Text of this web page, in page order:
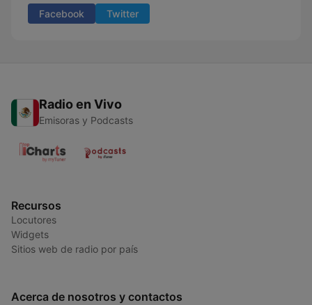
Facebook Twitter
Radio en Vivo
Emisoras y Podcasts
Recursos
Locutores
Widgets
Sitios web de radio por país
Acerca de nosotros y contactos